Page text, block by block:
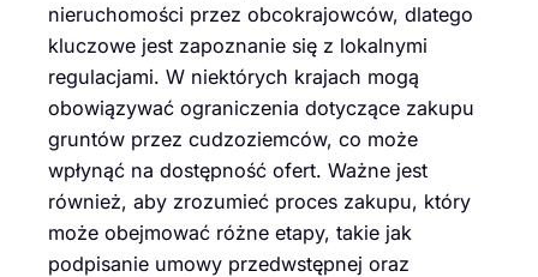
nieruchomości przez obcokrajowców, dlatego
kluczowe jest zapoznanie się z lokalnymi
regulacjami. W niektórych krajach mogą
obowiązywać ograniczenia dotyczące zakupu
gruntów przez cudzoziemców, co może
wpłynąć na dostępność ofert. Ważne jest
również, aby zrozumieć proces zakupu, który
może obejmować różne etapy, takie jak
podpisanie umowy przedwstępnej oraz